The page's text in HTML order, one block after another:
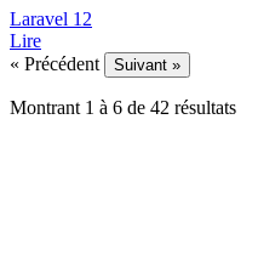
Laravel 12
Lire
« Précédent
Suivant »
Montrant 1 à 6 de 42 résultats